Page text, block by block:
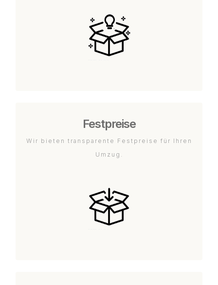
Festpreise
Wir bieten transparente Festpreise für Ihren
Umzug.